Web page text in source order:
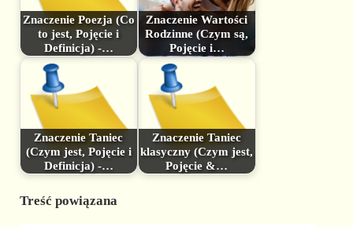
Znaczenie Poezja (Co
to jest, Pojęcie i
Definicja) -…
Znaczenie Wartości
Rodzinne (Czym są,
Pojęcie i…
Znaczenie Taniec
(Czym jest, Pojęcie i
Definicja) -…
Znaczenie Taniec
klasyczny (Czym jest,
Pojęcie &…
Treść powiązana